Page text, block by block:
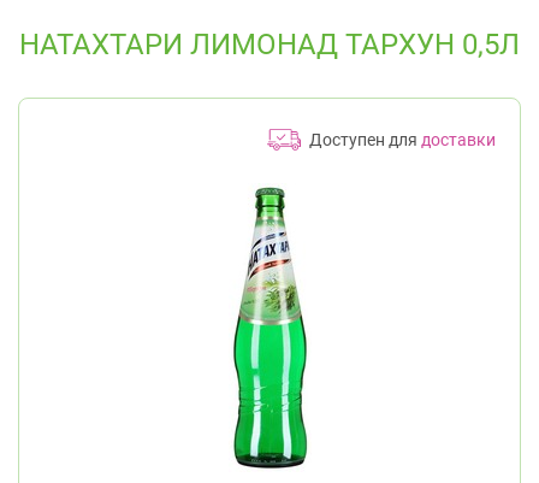
НАТАХТАРИ ЛИМОНАД ТАРХУН 0,5Л
Доступен для доставки